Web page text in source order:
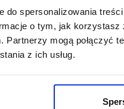
do spersonalizowania
o tym, jak
Partnerzy mogą połączyć
z ich usług.